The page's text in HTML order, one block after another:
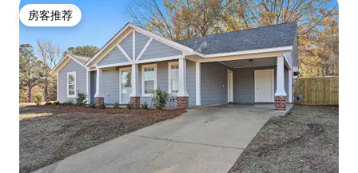
房客推荐
房客推荐